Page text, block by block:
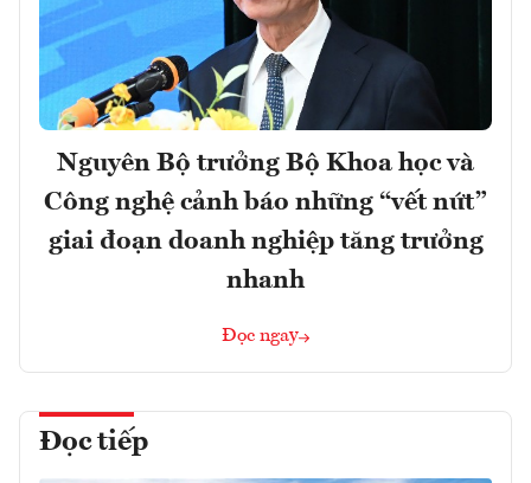
Nguyên Bộ trưởng Bộ Khoa học và
Công nghệ cảnh báo những “vết nứt”
giai đoạn doanh nghiệp tăng trưởng
nhanh
Đọc ngay
Đọc tiếp